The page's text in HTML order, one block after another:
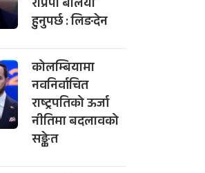
राप्रपा बलियो
हुनुपर्छ : लिङदेन
कोलम्बियामा
नवनिर्वाचित
राष्ट्रपतिको ऊर्जा
नीतिमा बदलावको
सङ्केत